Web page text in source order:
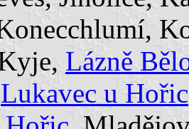
Lázně
Lukavec u Hořic